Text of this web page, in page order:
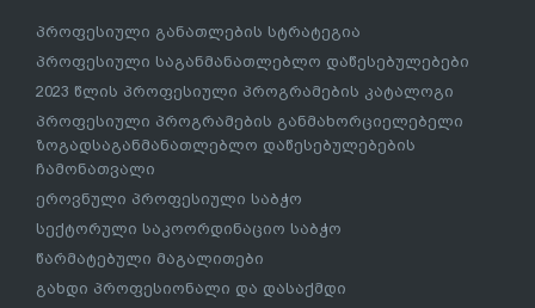
პროფესიული განათლების სტრატეგია
პროფესიული საგანმანათლებლო დაწესებულებები
2023 წლის პროფესიული პროგრამების კატალოგი
პროფესიული პროგრამების განმახორციელებელი
ზოგადსაგანმანათლებლო დაწესებულებების
ჩამონათვალი
ეროვნული პროფესიული საბჭო
სექტორული საკოორდინაციო საბჭო
წარმატებული მაგალითები
გახდი პროფესიონალი და დასაქმდი